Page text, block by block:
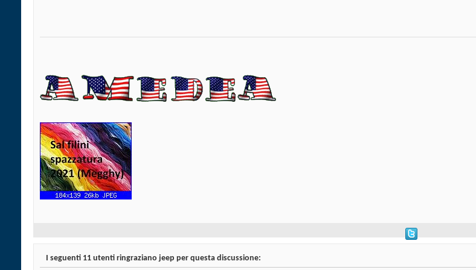
I seguenti 11 utenti ringraziano jeep per questa discussione: